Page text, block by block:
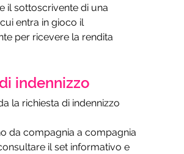
il sottoscrivente di una
entra in gioco il
per ricevere la rendita
indennizzo
la richiesta di indennizzo
da compagnia a compagnia
il set informativo e